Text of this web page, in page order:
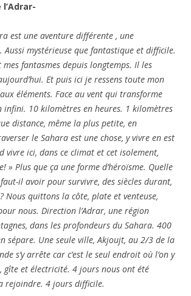
est une aventure différente , une
Aussi mystérieuse que fantastique et difficile.
fantasmes depuis longtemps. Il les
Et puis ici je ressens toute mon
éléments. Face au vent qui transforme
infini. 10 kilomètres en heures. 1 kilomètres
distance, même la plus petite, en
le Sahara est une chose, y vivre en est
vivre ici, dans ce climat et cet isolement,
» Plus que ça une forme d’héroïsme. Quelle
il avoir pour survivre, des siècles durant,
Nous quittons la côte, plate et venteuse,
nous. Direction l’Adrar, une région
dans les profondeurs du Sahara. 400
sépare. Une seule ville, Akjoujt, au 2/3 de la
s’y arrête car c’est le seul endroit où l’on y
et électricité. 4 jours nous ont été
rejoindre. 4 jours difficile.